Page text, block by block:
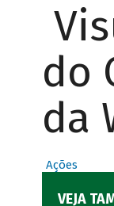
do
da
Ações
VEJA